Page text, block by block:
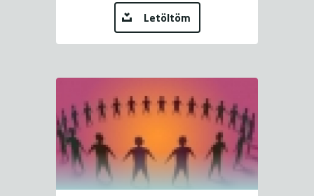
Letöltöm